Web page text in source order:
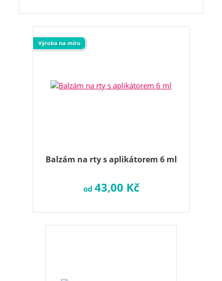
Balzám na rty s aplikátorem 6 ml
Výroba na míru
od 43,00 Kč